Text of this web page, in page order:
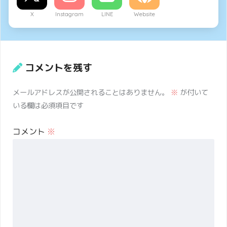
X Instagram LINE Website
コメントを残す
メールアドレスが公開されることはありません。 ※ が付いて
いる欄は必須項目です
コメント ※